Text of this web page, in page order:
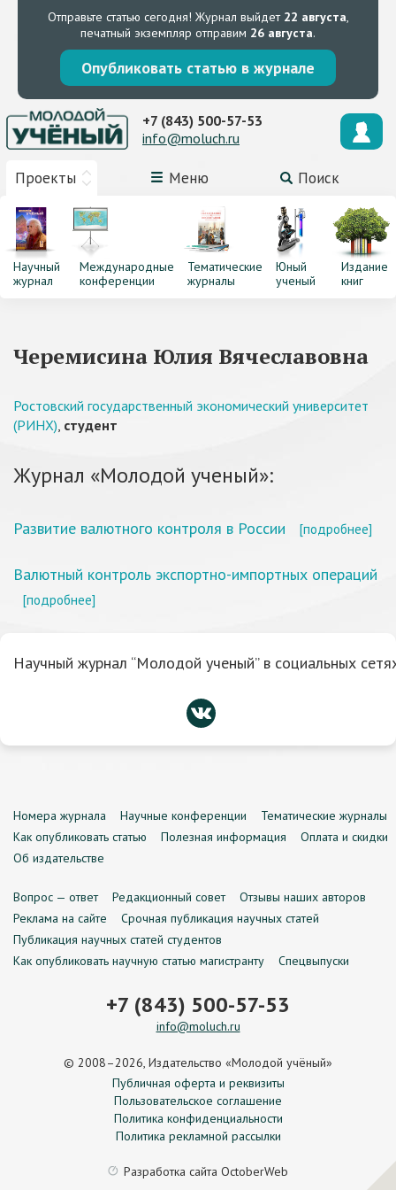
Отправьте статью сегодня! Журнал выйдет 22 августа,
печатный экземпляр отправим 26 августа.
Опубликовать статью в журнале
Проекты Меню Поиск
+7 (843) 500-57-53
info@moluch.ru
Научный
журнал
Международные
конференции
Тематические
журналы
Юный
ученый
Издание
книг
Черемисина Юлия Вячеславовна
Ростовский государственный экономический университет
(РИНХ), студент
Журнал «Молодой ученый»:
Развитие валютного контроля в России [подробнее]
Валютный контроль экспортно-импортных операций
[подробнее]
Научный журнал “Молодой ученый” в социальных
Номера журнала Научные конференции
Тематические журналы
Как опубликовать статью
Полезная информация
Оплата и скидки
Об издательстве
Вопрос — ответ Редакционный совет
Отзывы наших авторов
Реклама на сайте
Срочная публикация научных статей
Публикация научных статей студентов
Как опубликовать научную статью магистранту
Спецвыпуски
+7 (843) 500-57-53
info@moluch.ru
© 2008–2026, Издательство «Молодой учёный»
Публичная оферта и реквизиты
Пользовательское соглашение
Политика конфиденциальности
Политика рекламной рассылки
Разработка сайта OctoberWeb